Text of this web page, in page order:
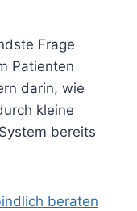
Frage
Patienten
darin, wie
kleine
bereits
beraten